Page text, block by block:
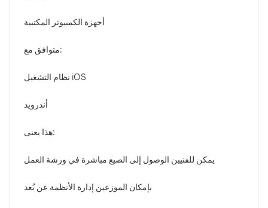
أجهزة الكمبيوتر المكتبية
متوافق مع:
نظام التشغيل iOS
أندرويد
هذا يعنى:
يمكن للفنيين الوصول إلى الصيغ مباشرة في ورشة العمل
بإمكان الموزعين إدارة الأنظمة عن بُعد